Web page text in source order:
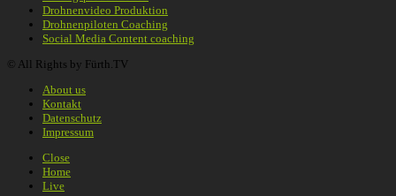
Drohnenvideo Produktion
Drohnenpiloten Coaching
Social Media Content coaching
© All Rights by Fürth.TV
About us
Kontakt
Datenschutz
Impressum
Close
Home
Live